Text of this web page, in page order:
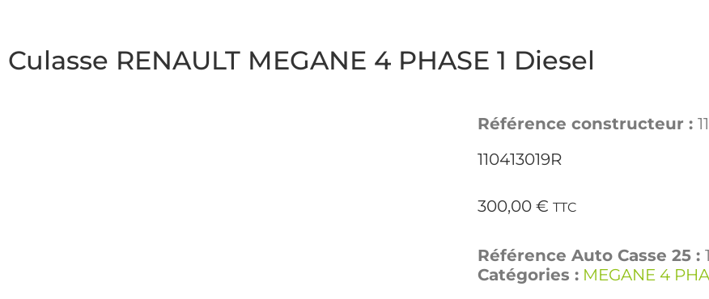
Culasse RENAULT MEGANE 4 PHASE 1 Diesel
Référence constructeur :
110413019R
300,00 € TTC
Référence Auto Casse 25 :
Catégories : MEGANE 4